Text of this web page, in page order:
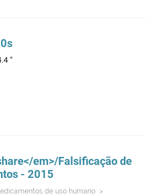
"
em>/Falsificação de
- 2015
de uso humano >